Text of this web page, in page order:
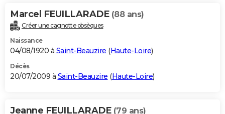
Marcel FEUILLARADE (88 ans)
Créer une cagnotte obsèques
Naissance
04/08/1920 à Saint-Beauzire (Haute-Loire)
Décès
20/07/2009 à Saint-Beauzire (Haute-Loire)
Jeanne FEUILLARADE (79 ans)